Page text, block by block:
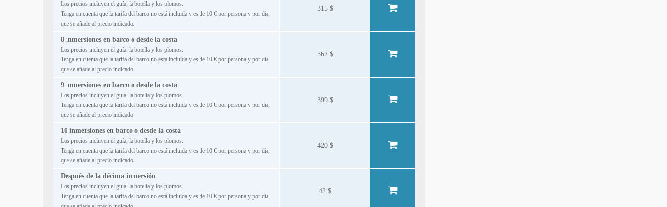
Los precios incluyen el guía, la botella y los plomos.
Tenga en cuenta que la tarifa del barco no está incluida y es de 10 € por persona y por día,
que se añade al precio indicado.
315 $
8 inmersiones en barco o desde la costa
Los precios incluyen el guía, la botella y los plomos.
Tenga en cuenta que la tarifa del barco no está incluida y es de 10 € por persona y por día,
que se añade al precio indicado
362 $
9 inmersiones en barco o desde la costa
Los precios incluyen el guía, la botella y los plomos.
Tenga en cuenta que la tarifa del barco no está incluida y es de 10 € por persona y por día,
que se añade al precio indicado
399 $
10 inmersiones en barco o desde la costa
Los precios incluyen el guía, la botella y los plomos.
Tenga en cuenta que la tarifa del barco no está incluida y es de 10 € por persona y por día,
que se añade al precio indicado.
420 $
Después de la décima inmersión
Los precios incluyen el guía, la botella y los plomos.
Tenga en cuenta que la tarifa del barco no está incluida y es de 10 € por persona y por día,
42 $